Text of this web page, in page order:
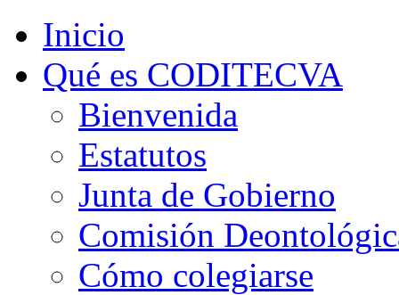
Inicio
Qué es CODITECVA
Bienvenida
Estatutos
Junta de Gobierno
Comisión
Cómo colegiarse